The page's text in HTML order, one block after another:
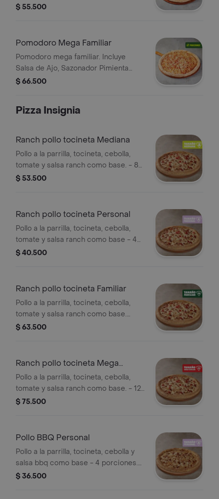
Pepperoncini.
$ 55.500
Pomodoro Mega Familiar
Pomodoro mega familiar. Incluye
Salsa de Ajo, Sazonador Pimienta
Roja y Pepperoncini.
$ 66.500
Pizza Insignia
Ranch pollo tocineta Mediana
Pollo a la parrilla, tocineta, cebolla,
tomate y salsa ranch como base. - 8
porciones. Incluye Salsa de Ajo,
$ 53.500
Ranch pollo tocineta Personal
Pollo a la parrilla, tocineta, cebolla,
tomate y salsa ranch como base - 4
porciones. Incluye Salsa de Ajo,
$ 40.500
Ranch pollo tocineta Familiar
Pollo a la parrilla, tocineta, cebolla,
tomate y salsa ranch como base.
Incluye Salsa de Ajo, Sazonador
$ 63.500
Ranch pollo tocineta Mega
Familiar
Pollo a la parrilla, tocineta, cebolla,
tomate y salsa ranch como base. - 12
porciones. Incluye Salsa de Ajo,
$ 75.500
Pollo BBQ Personal
Pollo a la parrilla, tocineta, cebolla y
salsa bbq como base - 4 porciones.
Incluye Salsa de Ajo, Sazonador
$ 36.500